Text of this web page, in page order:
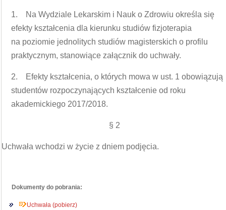
1. Na Wydziale Lekarskim i Nauk o Zdrowiu określa się
efekty kształcenia dla kierunku studiów fizjoterapia
na poziomie jednolitych studiów magisterskich o profilu
praktycznym, stanowiące załącznik do uchwały.
2. Efekty kształcenia, o których mowa w ust. 1 obowiązują
studentów rozpoczynających kształcenie od roku
akademickiego 2017/2018.
§ 2
Uchwała wchodzi w życie z dniem podjęcia.
Dokumenty do pobrania:
Uchwała (pobierz)